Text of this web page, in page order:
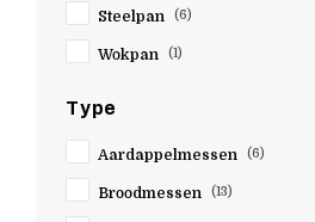
I-ron
Steelpan (6)
Wokpan (1)
Type
Aardappelmessen (6)
Broodmessen (13)